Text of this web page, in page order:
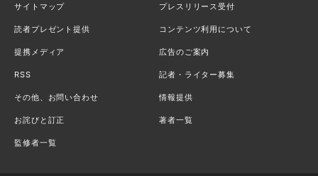
サイトマップ プレスリリース受付
読者プレゼント提供 コンテンツ利用について
提携メディア 広告のご案内
RSS 記者・ライター募集
その他、お問い合わせ 情報提供
お詫びと訂正 著者一覧
監修者一覧